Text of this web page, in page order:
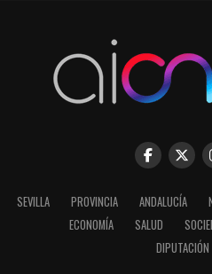
SEVILLA PROVINCIA ANDALUCÍA
ECONOMÍA
SALUD
DIPUTACIÓN